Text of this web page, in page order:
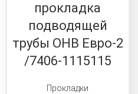
прокладка
подводящей
трубы ОНВ Евро-2
/7406-1115115
Прокладки